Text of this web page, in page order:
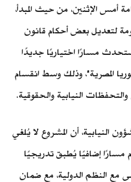
أمس الإثنين، من حيث المبدأ،
لتعديل بعض أحكام قانون
لسنة 1981، بما يستحدث مسارًا اختياريًا جديدًا
المصرية"، وذلك وسط انقسام
النيابية والحقوقية.
النيابية، أن المشروع لا يُلغي
مسارًا إضافيًا يُطبق تدريجيًا
مع النظم الدولية، مع ضمان